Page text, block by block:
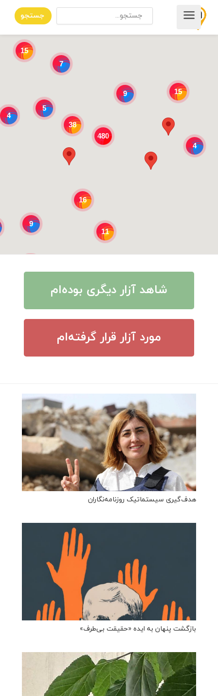
جستجو
480
9 15
9
4
16
11
38
7
15
5
4
شاهد آزار دیگری بوده‌ام
مورد آزار قرار گرفته‌ام
هدف‌گیری سیستماتیک روزنامه‌نگاران
بازگشت پنهان به ایده «حقیقت بی‌طرف»